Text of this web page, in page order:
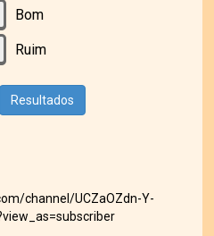
Bom
Ruim
Resultados
channel/UCZaOZdn-Y-